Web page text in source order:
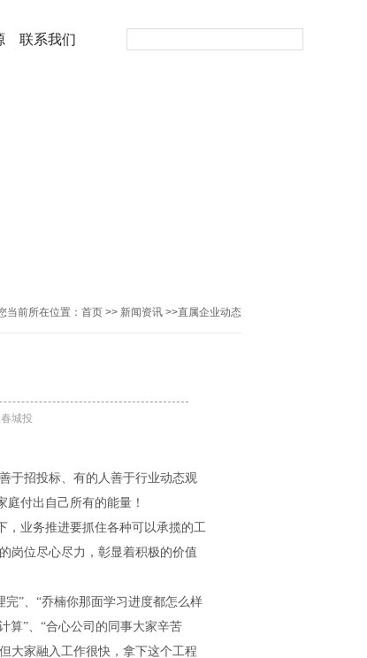
联系我们
当前所在位置： 首页 >> 新闻资讯 >>直属企业动态
城投
招投标、有的人善于行业动态观
付出自己所有的能量！
，业务推进要抓住各种可以承揽的工
岗位尽心尽力，彰显着积极的价值
”、“乔楠你那面学习进度都怎么样
算”、“合心公司的同事大家辛苦
大家融入工作很快，拿下这个工程